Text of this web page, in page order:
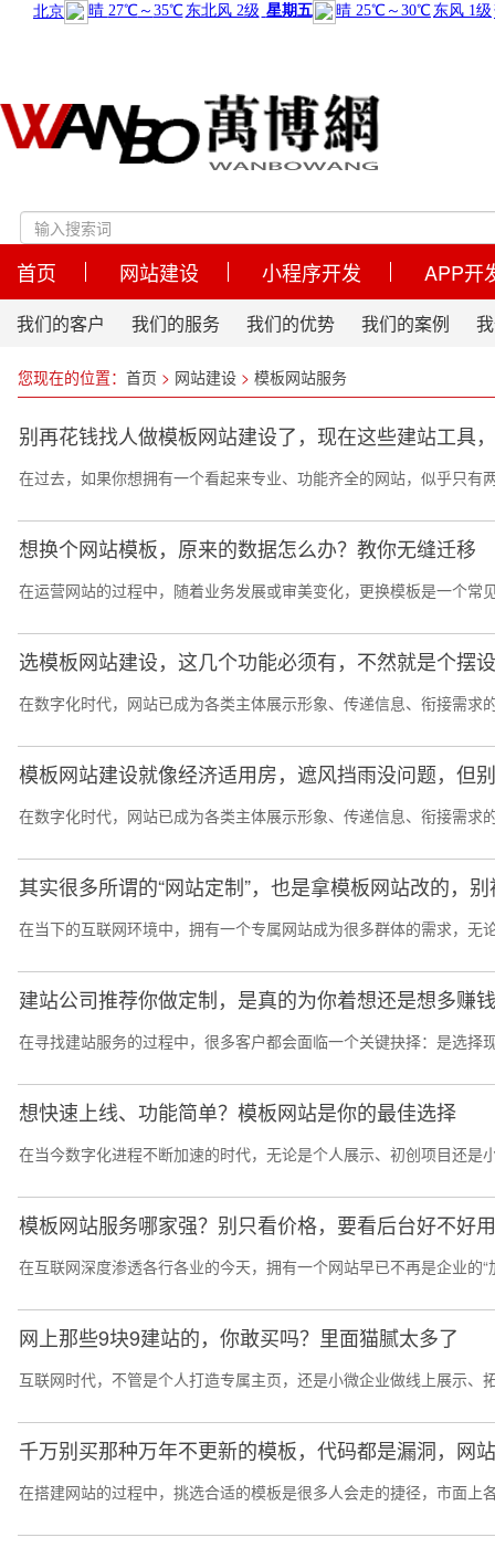
首页 网站建设 小程序开发 APP开
我们的客户 我们的服务 我们的优势 我们的案例
您现在的位置： 首页 > 网站建设 > 模板网站服务
别再花钱找人做模板网站建设了，现在这些建站工具
在过去，如果你想拥有一个看起来专业、功能齐全的网站，似乎只
想换个网站模板，原来的数据怎么办？教你无缝迁移
在运营网站的过程中，随着业务发展或审美变化，更换模板是一个
选模板网站建设，这几个功能必须有，不然就是个摆设
在数字化时代，网站已成为各类主体展示形象、传递信息、衔接需
模板网站建设就像经济适用房，遮风挡雨没问题，但
在数字化时代，网站已成为各类主体展示形象、传递信息、衔接需
其实很多所谓的“网站定制”，也是拿模板网站改的，
在当下的互联网环境中，拥有一个专属网站成为很多群体的需求，
建站公司推荐你做定制，是真的为你着想还是想多赚
在寻找建站服务的过程中，很多客户都会面临一个关键抉择：是选
想快速上线、功能简单？模板网站是你的最佳选择
在当今数字化进程不断加速的时代，无论是个人展示、初创项目还
模板网站服务哪家强？别只看价格，要看后台好不好用
在互联网深度渗透各行各业的今天，拥有一个网站早已不再是企业的
网上那些9块9建站的，你敢买吗？里面猫腻太多了
互联网时代，不管是个人打造专属主页，还是小微企业做线上展示
千万别买那种万年不更新的模板，代码都是漏洞，网
在搭建网站的过程中，挑选合适的模板是很多人会走的捷径，市面